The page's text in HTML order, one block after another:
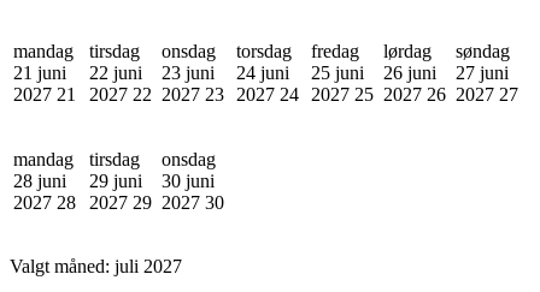
mandag
21 juni
2027 21
tirsdag
22 juni
2027 22
onsdag
23 juni
2027 23
torsdag
24 juni
2027 24
fredag
25 juni
2027 25
lørdag
26 juni
2027 26
søndag
27 juni
2027 27
mandag
28 juni
2027 28
tirsdag
29 juni
2027 29
onsdag
30 juni
2027 30
Valgt måned: juli 2027